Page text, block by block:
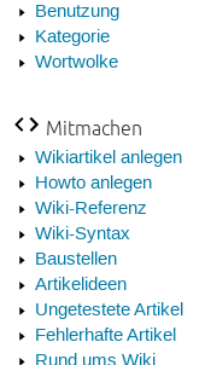
Benutzung
Kategorie
Wortwolke
Mitmachen
Wikiartikel anlegen
Howto anlegen
Wiki-Referenz
Wiki-Syntax
Baustellen
Artikelideen
Ungetestete Artikel
Fehlerhafte Artikel